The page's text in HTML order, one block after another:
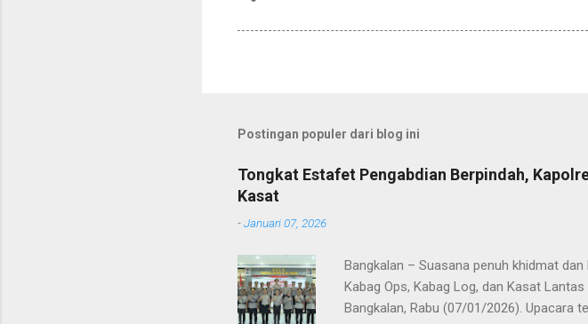
Postingan populer dari blog ini
Tongkat Estafet Pengabdian Berpindah,
Kasat
-Januari 07, 2026
Bangkalan – Suasana penuh khidmat
Kabag Ops, Kabag Log, dan Kasat
Bangkalan, Rabu (07/01/2026). Upacara